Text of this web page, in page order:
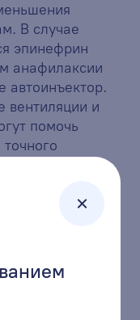
В случае
эпинефрин
анафилаксии
автоинъектор.
вентиляции и
помочь
лечения
и вести